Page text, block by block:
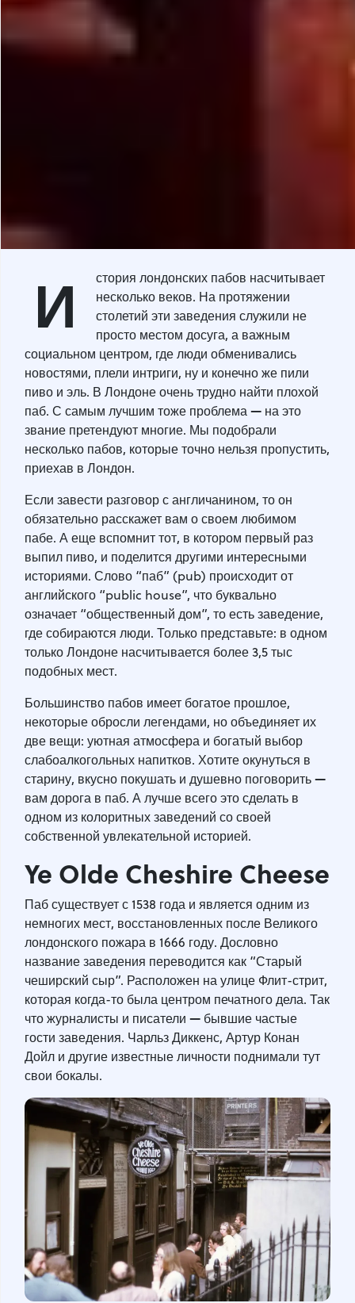
И
стория лондонских пабов насчитывает
несколько веков. На протяжении
столетий эти заведения служили не
просто местом досуга, а важным
социальном центром, где люди обменивались
новостями, плели интриги, ну и конечно же пили
пиво и эль. В Лондоне очень трудно найти плохой
паб. С самым лучшим тоже проблема— на это
звание претендуют многие. Мы подобрали
несколько пабов, которые точно нельзя пропустить,
приехав в Лондон.
Если завести разговор с англичанином, то он
обязательно расскажет вам о своем любимом
пабе. А еще вспомнит тот, в котором первый раз
выпил пиво, и поделится другими интересными
историями. Слово “паб” (pub) происходит от
английского “public house”, что буквально
означает “общественный дом”, то есть заведение,
где собираются люди. Только представьте: в одном
только Лондоне насчитывается более 3,5 тыс
подобных мест.
Большинство пабов имеет богатое прошлое,
некоторые обросли легендами, но объединяет их
две вещи: уютная атмосфера и богатый выбор
слабоалкогольных напитков. Хотите окунуться в
старину, вкусно покушать и душевно поговорить—
вам дорога в паб. А лучше всего это сделать в
одном из колоритных заведений со своей
собственной увлекательной историей.
Ye Olde Cheshire Cheese
Паб существует с 1538 года и является одним из
немногих мест, восстановленных после Великого
лондонского пожара в 1666 году. Дословно
название заведения переводится как “Старый
чеширский сыр”. Расположен на улице Флит-стрит,
которая когда-то была центром печатного дела. Так
что журналисты и писатели — бывшие частые
гости заведения. Чарльз Диккенс, Артур Конан
Дойл и другие известные личности поднимали тут
свои бокалы.